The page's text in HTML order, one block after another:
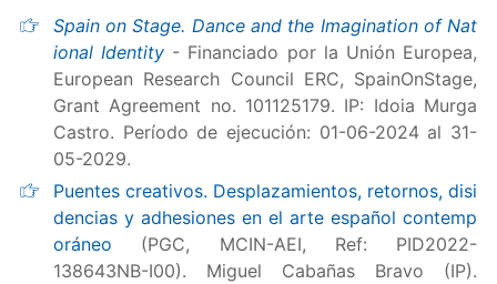
Spain on Stage. Dance and the Imagination of Nat
ional Identity - Financiado por la Unión Europea,
European Research Council ERC, SpainOnStage,
Grant Agreement no. 101125179. IP: Idoia Murga
Castro. Período de ejecución: 01-06-2024 al 31-
05-2029.
Puentes creativos. Desplazamientos, retornos, disi
dencias y adhesiones en el arte español contemp
oráneo (PGC, MCIN-AEI, Ref: PID2022-
138643NB-I00). Miguel Cabañas Bravo (IP).